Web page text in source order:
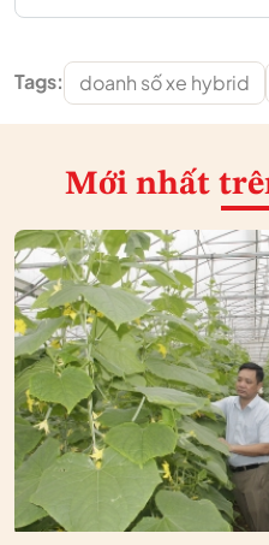
Tags: doanh số xe hybrid
Mới nhất